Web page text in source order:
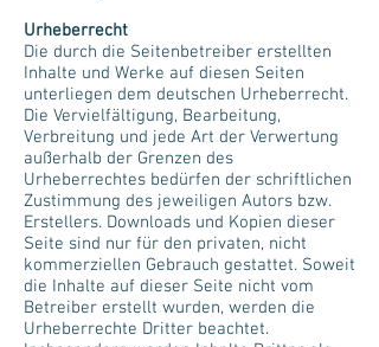
Urheberrecht
Die durch die Seitenbetreiber erstellten
Inhalte und Werke auf diesen Seiten
unterliegen dem deutschen Urheberrecht.
Die Vervielfältigung, Bearbeitung,
Verbreitung und jede Art der Verwertung
außerhalb der Grenzen des
Urheberrechtes bedürfen der schriftlichen
Zustimmung des jeweiligen Autors bzw.
Erstellers. Downloads und Kopien dieser
Seite sind nur für den privaten, nicht
kommerziellen Gebrauch gestattet. Soweit
die Inhalte auf dieser Seite nicht vom
Betreiber erstellt wurden, werden die
Urheberrechte Dritter beachtet.